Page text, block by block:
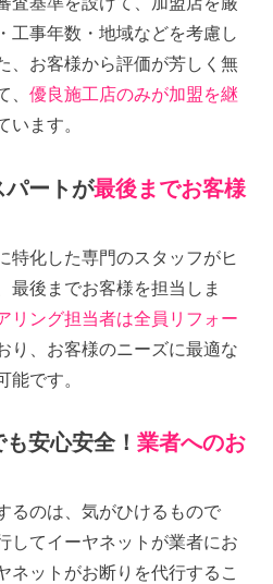
工事年数・地域などを考慮し
、お客様から評価が芳しく無
、優良施工店のみが加盟を継
います。
パートが最後までお客様
特化した専門のスタッフがヒ
最後までお客様を担当しま
リング担当者は全員リフォー
り、お客様のニーズに最適な
能です。
も安心安全！業者へのお
るのは、気がひけるもので
してイーヤネットが業者にお
ネットがお断りを代行するこ